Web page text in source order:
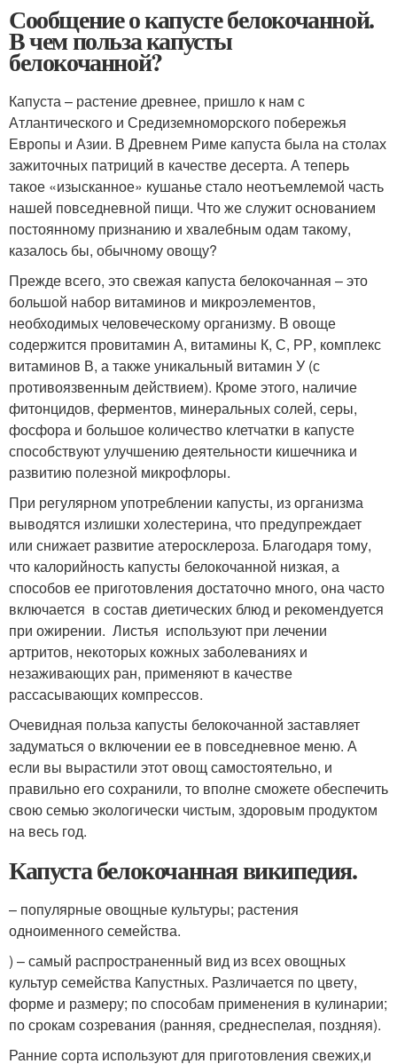
Сообщение о капусте белокочанной.
В чем польза капусты
белокочанной?
Капуста – растение древнее, пришло к нам с
Атлантического и Средиземноморского побережья
Европы и Азии. В Древнем Риме капуста была на столах
зажиточных патриций в качестве десерта. А теперь
такое «изысканное» кушанье стало неотъемлемой часть
нашей повседневной пищи. Что же служит основанием
постоянному признанию и хвалебным одам такому,
казалось бы, обычному овощу?
Прежде всего, это свежая капуста белокочанная – это
большой набор витаминов и микроэлементов,
необходимых человеческому организму. В овоще
содержится провитамин А, витамины К, С, РР, комплекс
витаминов В, а также уникальный витамин У (с
противоязвенным действием). Кроме этого, наличие
фитонцидов, ферментов, минеральных солей, серы,
фосфора и большое количество клетчатки в капусте
способствуют улучшению деятельности кишечника и
развитию полезной микрофлоры.
При регулярном употреблении капусты, из организма
выводятся излишки холестерина, что предупреждает
или снижает развитие атеросклероза. Благодаря тому,
что калорийность капусты белокочанной низкая, а
способов ее приготовления достаточно много, она часто
включается в состав диетических блюд и рекомендуется
при ожирении. Листья используют при лечении
артритов, некоторых кожных заболеваниях и
незаживающих ран, применяют в качестве
рассасывающих компрессов.
Очевидная польза капусты белокочанной заставляет
задуматься о включении ее в повседневное меню. А
если вы вырастили этот овощ самостоятельно, и
правильно его сохранили, то вполне сможете обеспечить
свою семью экологически чистым, здоровым продуктом
на весь год.
Капуста белокочанная википедия.
– популярные овощные культуры; растения
одноименного семейства.
) – самый распространенный вид из всех овощных
культур семейства Капустных. Различается по цвету,
форме и размеру; по способам применения в кулинарии;
по срокам созревания (ранняя, среднеспелая, поздняя).
Ранние сорта используют для приготовления свежих,и